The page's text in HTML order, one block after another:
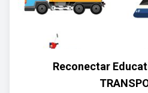
Reconectar